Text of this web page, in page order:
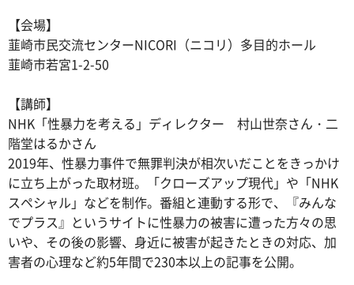
【会場】
韮崎市民交流センターNICORI（ニコリ）多目的ホール
韮崎市若宮1-2-50
【講師】
NHK「性暴力を考える」ディレクター 村山世奈さん・二
階堂はるかさん
2019年、性暴力事件で無罪判決が相次いだことをきっかけ
に立ち上がった取材班。「クローズアップ現代」や「NHK
スペシャル」などを制作。番組と連動する形で、『みんな
でプラス』というサイトに性暴力の被害に遭った方々の思
いや、その後の影響、身近に被害が起きたときの対応、加
害者の心理など約5年間で230本以上の記事を公開。